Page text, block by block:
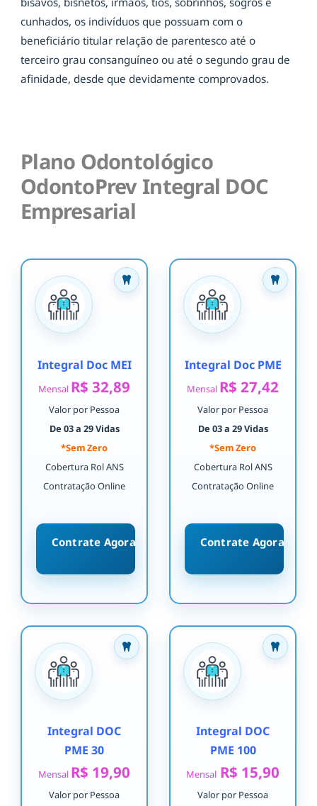
cunhados, os indivíduos que possuam com o
beneficiário titular relação de parentesco até o
terceiro grau consanguíneo ou até o segundo grau de
afinidade, desde que devidamente comprovados.
Plano Odontológico
OdontoPrev Integral DOC
Empresarial
Integral Doc MEI
Mensal R$ 32,89
Valor por Pessoa
De 03 a 29 Vidas
*Sem Zero
Cobertura Rol ANS
Contratação Online
Contrate Agora
Integral Doc PME
Mensal R$ 27,42
Valor por Pessoa
De 03 a 29 Vidas
*Sem Zero
Cobertura Rol ANS
Contratação Online
Contrate Agora
Integral DOC
PME 30
Mensal R$ 19,90
Valor por Pessoa
Integral DOC
PME 100
Mensal R$ 15,90
Valor por Pessoa